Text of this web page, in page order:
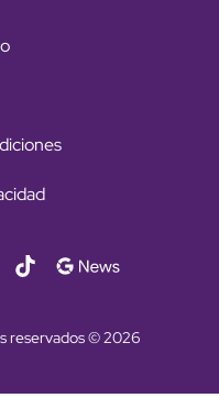
reservados © 2026